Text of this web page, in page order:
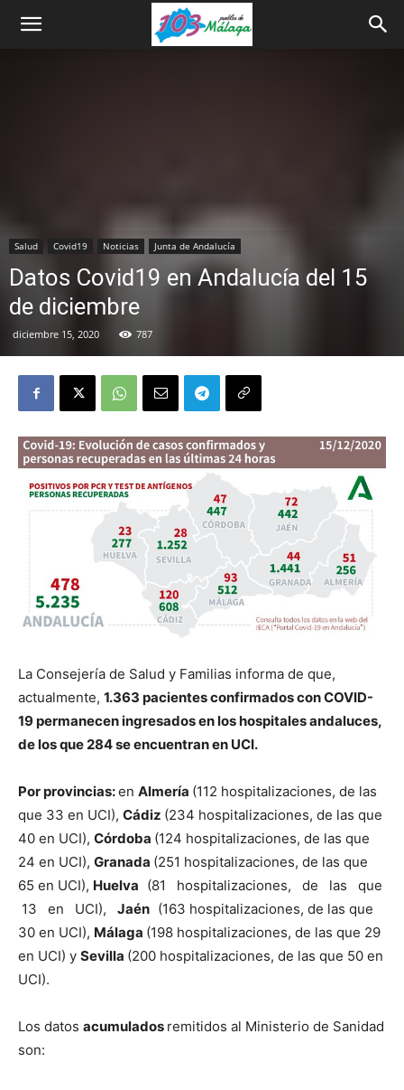
Salud Covid19 Noticias Junta de Andalucía
Datos Covid19 en Andalucía del 15
de diciembre
diciembre 15, 2020 787
La Consejería de Salud y Familias informa de que,
actualmente, 1.363 pacientes confirmados con COVID-
19 permanecen ingresados en los hospitales andaluces,
de los que 284 se encuentran en UCI.
Por provincias:en Almería (112 hospitalizaciones, de las
que 33 en UCI), Cádiz (234 hospitalizaciones, de las que
40 en UCI), Córdoba (124 hospitalizaciones, de las que
24 en UCI), Granada (251 hospitalizaciones, de las que
65 en UCI), Huelva (81 hospitalizaciones, de las que
13 en UCI), Jaén (163 hospitalizaciones, de las que
30 en UCI), Málaga (198 hospitalizaciones, de las que 29
en UCI) y Sevilla (200 hospitalizaciones, de las que 50 en
UCI).
Los datos acumulados remitidos al Ministerio de Sanidad
son: